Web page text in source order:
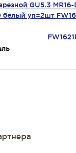
GU5.3
уп=2шт